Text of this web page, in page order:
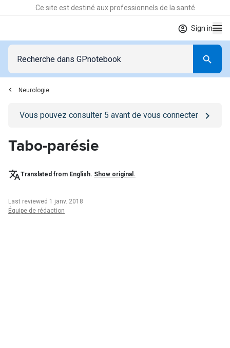
Ce site est destiné aux professionnels de la santé
Sign in
Neurologie
Go to/se-connecterpage
Vous pouvez consulter 5 avant de vous connecter
Tabo-parésie
Translated from English. Show original.
Last reviewed 1 janv. 2018
Équipe de rédaction